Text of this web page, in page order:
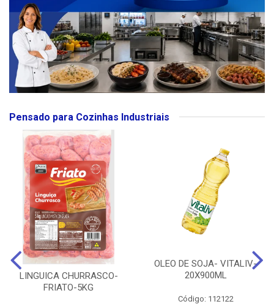
Pensado para Cozinhas Industriais
LINGUICA CHURRASCO-
FRIATO-5KG
OLEO DE SOJA- VITALIV-
20X900ML
Código: 112122